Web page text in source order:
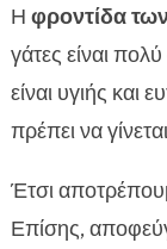
Η φροντίδα
γάτες είναι
είναι υγιής και
πρέπει να
Έτσι
Επίσης,